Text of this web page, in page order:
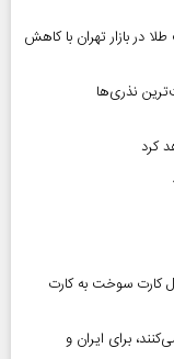
مرداد ۱۴۰۵ | افت قیمت طلا در بازار تهران با کاهش
نذری‌ها
کرد
کارت سوخت به کارت
برای ایران و